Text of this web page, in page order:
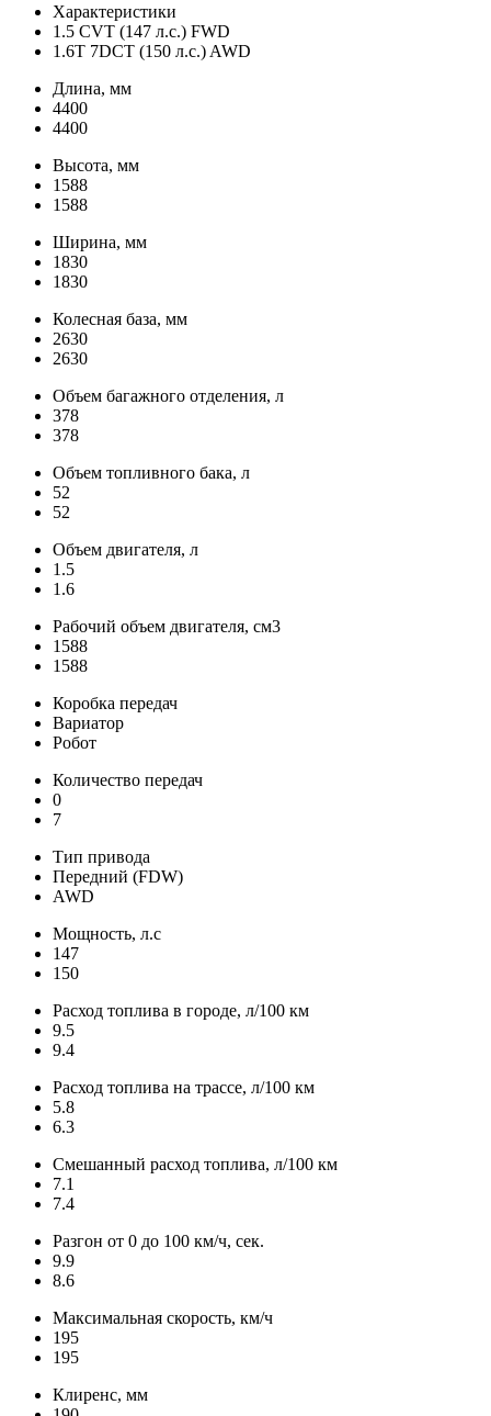
Характеристики
1.5 CVT (147 л.с.) FWD
1.6T 7DCT (150 л.с.) AWD
Длина, мм
4400
4400
Высота, мм
1588
1588
Ширина, мм
1830
1830
Колесная база, мм
2630
2630
Объем багажного отделения, л
378
378
Объем топливного бака, л
52
52
Объем двигателя, л
1.5
1.6
Рабочий объем двигателя, см3
1588
1588
Коробка передач
Вариатор
Робот
Количество передач
0
7
Тип привода
Передний (FDW)
AWD
Мощность, л.с
147
150
Расход топлива в городе, л/100 км
9.5
9.4
Расход топлива на трассе, л/100 км
5.8
6.3
Смешанный расход топлива, л/100 км
7.1
7.4
Разгон от 0 до 100 км/ч, сек.
9.9
8.6
Максимальная скорость, км/ч
195
195
Клиренс, мм